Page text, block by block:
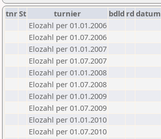
tnrSt turnier bdld rd datum
Elozahl per 01.01.2006
Elozahl per 01.07.2006
Elozahl per 01.01.2007
Elozahl per 01.07.2007
Elozahl per 01.01.2008
Elozahl per 01.07.2008
Elozahl per 01.01.2009
Elozahl per 01.07.2009
Elozahl per 01.01.2010
Elozahl per 01.07.2010